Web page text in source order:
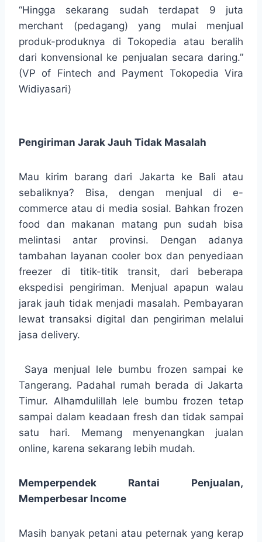
“Hingga sekarang sudah terdapat 9 juta
merchant (pedagang) yang mulai menjual
produk-produknya di Tokopedia atau beralih
dari konvensional ke penjualan secara daring.”
(VP of Fintech and Payment Tokopedia Vira
Widiyasari)
Pengiriman Jarak Jauh Tidak Masalah
Mau kirim barang dari Jakarta ke Bali atau
sebaliknya? Bisa, dengan menjual di e-
commerce atau di media sosial. Bahkan frozen
food dan makanan matang pun sudah bisa
melintasi antar provinsi. Dengan adanya
tambahan layanan cooler box dan penyediaan
freezer di titik-titik transit, dari beberapa
ekspedisi pengiriman. Menjual apapun walau
jarak jauh tidak menjadi masalah. Pembayaran
lewat transaksi digital dan pengiriman melalui
jasa delivery.
Saya menjual lele bumbu frozen sampai ke
Tangerang. Padahal rumah berada di Jakarta
Timur. Alhamdulillah lele bumbu frozen tetap
sampai dalam keadaan fresh dan tidak sampai
satu hari. Memang menyenangkan jualan
online, karena sekarang lebih mudah.
Memperpendek Rantai Penjualan,
Memperbesar Income
Masih banyak petani atau peternak yang kerap